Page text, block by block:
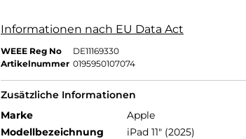
Informationen nach EU Data Act
WEEE Reg No
DE11169330
Artikelnummer 0195950107074
Zusätzliche Informationen
Marke
Apple
Modellbezeichnung
iPad 11" (2025)